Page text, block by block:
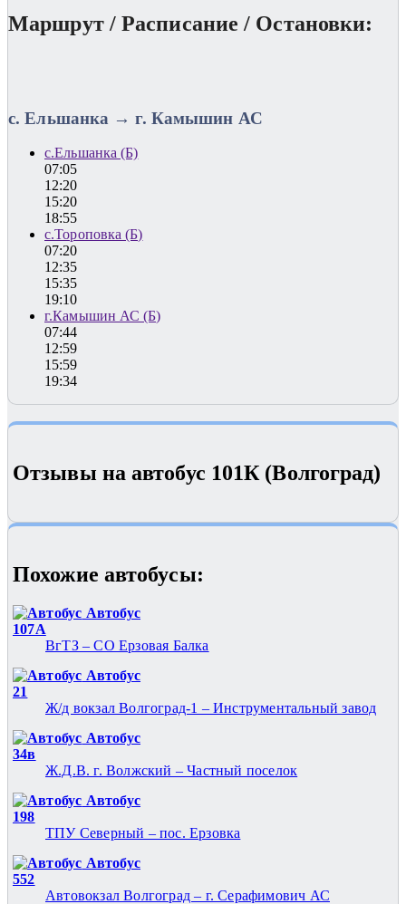
Маршрут / Расписание / Остановки:
с. Ельшанка → г. Камышин АС
с.Ельшанка (Б)
07:05
12:20
15:20
18:55
с.Тороповка (Б)
07:20
12:35
15:35
19:10
г.Камышин АС (Б)
07:44
12:59
15:59
19:34
Отзывы на автобус 101К (Волгоград)
Похожие автобуcы:
Автобус
107А
ВгТЗ – СО Ерзовая Балка
Автобус
21
Ж/д вокзал Волгоград-1 – Инструментальный завод
Автобус
34в
Ж.Д.В. г. Волжский – Частный поселок
Автобус
198
ТПУ Северный – пос. Ерзовка
Автобус
552
Автовокзал Волгоград – г. Серафимович АС